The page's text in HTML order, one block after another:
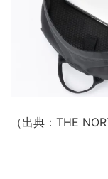
（出典：THE